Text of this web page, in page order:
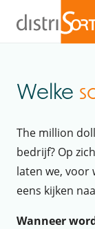
Welke
The million
bedrijf? Op
laten we, voor
eens kijken
Wanneer